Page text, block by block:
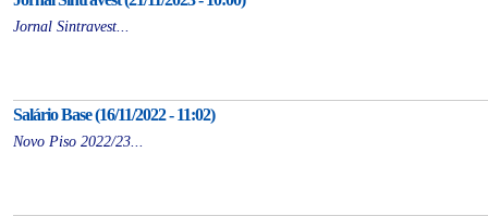
Jornal Sintravest...
Salário Base (16/11/2022 - 11:02)
Novo Piso 2022/23...